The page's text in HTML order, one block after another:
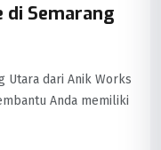
di Semarang
Utara dari Anik Works
Anda memiliki